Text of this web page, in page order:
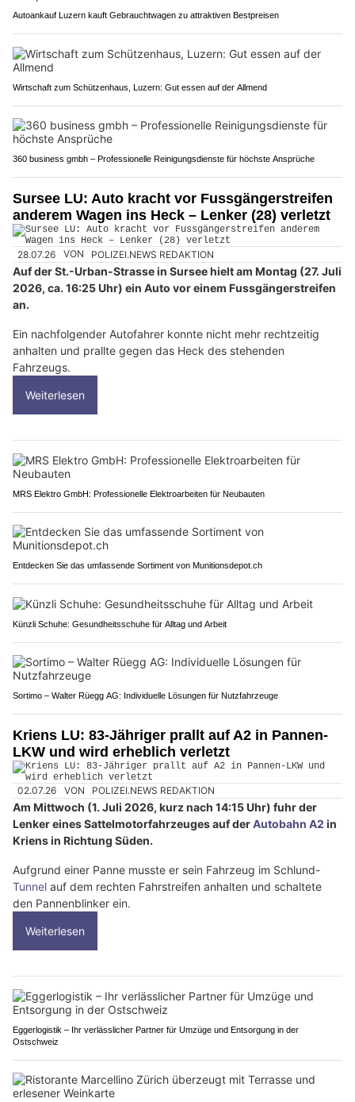
Autoankauf Luzern kauft Gebrauchtwagen zu attraktiven Bestpreisen
Wirtschaft zum Schützenhaus, Luzern: Gut essen auf der Allmend
360 business gmbh – Professionelle Reinigungsdienste für höchste Ansprüche
Sursee LU: Auto kracht vor Fussgängerstreifen
anderem Wagen ins Heck – Lenker (28) verletzt
28.07.26 VON POLIZEI.NEWS REDAKTION
Auf der St.-Urban-Strasse in Sursee hielt am Montag (27. Juli
2026, ca. 16:25 Uhr) ein Auto vor einem Fussgängerstreifen
an.
Ein nachfolgender Autofahrer konnte nicht mehr rechtzeitig
anhalten und prallte gegen das Heck des stehenden
Fahrzeugs.
Weiterlesen
MRS Elektro GmbH: Professionelle Elektroarbeiten für Neubauten
Entdecken Sie das umfassende Sortiment von Munitionsdepot.ch
Künzli Schuhe: Gesundheitsschuhe für Alltag und Arbeit
Sortimo – Walter Rüegg AG: Individuelle Lösungen für Nutzfahrzeuge
Kriens LU: 83-Jähriger prallt auf A2 in Pannen-
LKW und wird erheblich verletzt
02.07.26 VON POLIZEI.NEWS REDAKTION
Am Mittwoch (1. Juli 2026, kurz nach 14:15 Uhr) fuhr der
Lenker eines Sattelmotorfahrzeuges auf derAutobahn A2 in
Kriens in Richtung Süden.
Aufgrund einer Panne musste er sein Fahrzeug im Schlund-
Tunnel auf dem rechten Fahrstreifen anhalten und schaltete
den Pannenblinker ein.
Weiterlesen
Eggerlogistik – Ihr verlässlicher Partner für Umzüge und Entsorgung in der
Ostschweiz